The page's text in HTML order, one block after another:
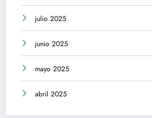
julio 2025
junio 2025
mayo 2025
abril 2025